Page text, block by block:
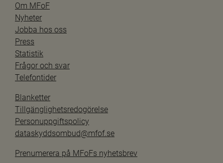
Om MFoF
Nyheter
Jobba hos oss
Press
Statistik
Frågor och svar
Telefontider
Blanketter
Tillgänglighetsredogörelse
Personuppgiftspolicy
dataskyddsombud@mfof.se
Prenumerera på MFoFs nyhetsbrev